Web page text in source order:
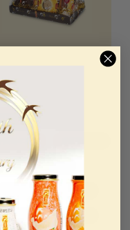
有機雞精
中國新年禮物
送給女性的禮物
美國製造 中秋節禮品
特色食品 春季過敏